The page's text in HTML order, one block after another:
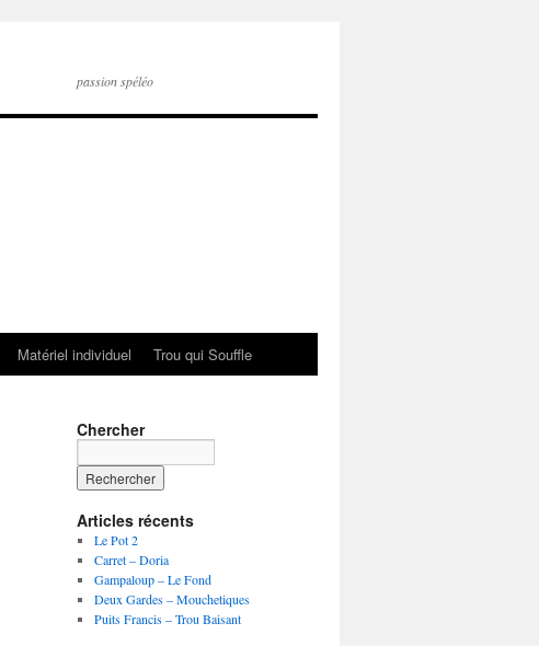
passion spéléo
Matériel individuel Trou qui Souffle
Chercher
Articles récents
Le Pot 2
Carret – Doria
Gampaloup – Le Fond
Deux Gardes – Mouchetiques
Puits Francis – Trou Baisant